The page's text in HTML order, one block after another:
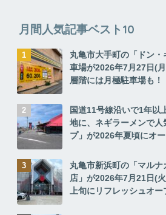
月間人気記事ベスト10
丸亀市大手町の「ドン
車場が2026年7月27日(
層階には月極駐車場も！
国道11号線沿いで1年以
地に、ネギラーメンで
プ」が2026年夏頃にオー
丸亀市新浜町の「マル
店」が2026年7月21日(
上旬にリフレッシュオ